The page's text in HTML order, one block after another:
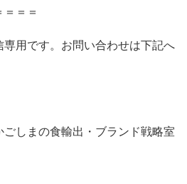
＝＝
用です。お問い合わせは下記へ
しまの食輸出・ブランド戦略室